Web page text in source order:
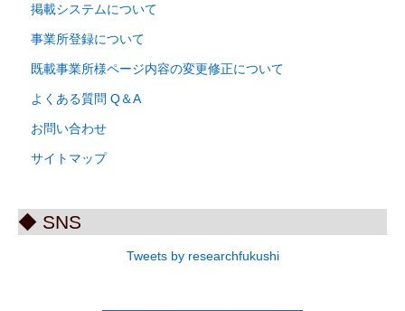
掲載システムについて
事業所登録について
既載事業所様ページ内容の変更修正について
よくある質問 Q＆A
お問い合わせ
サイトマップ
◆ SNS
Tweets by researchfukushi